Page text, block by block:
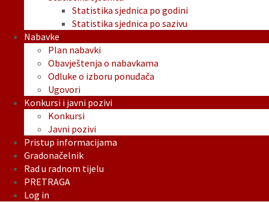
Statistika sjednica po godini
Statistika sjednica po sazivu
Nabavke
Plan nabavki
Obavještenja o nabavkama
Odluke o izboru ponuđača
Ugovori
Konkursi i javni pozivi
Konkursi
Javni pozivi
Pristup informacijama
Gradonačelnik
Rad u radnom tijelu
PRETRAGA
Log in